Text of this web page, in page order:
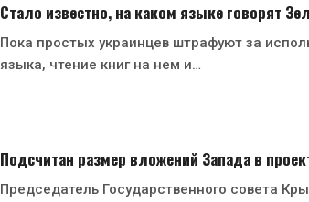
Стало известно, на каком языке говорят
Пока простых украинцев штрафуют за
языка, чтение книг на нем и…
Подсчитан размер вложений Запада в
Председатель Государственного совета